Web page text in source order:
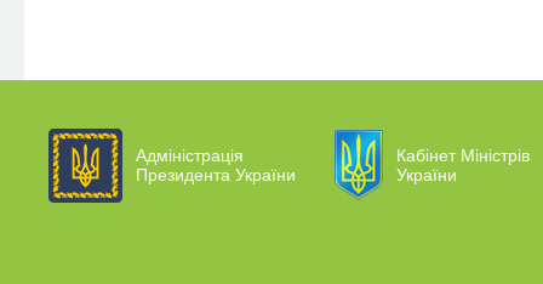
Адміністрація
Президента України
Кабінет Міністрів
України